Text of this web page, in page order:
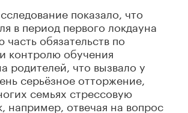
показало, что
в период первого локдауна
обязательств по
контролю обучения
родителей, что вызвало у
серьёзное отторжение,
семьях стрессовую
например, отвечая на вопрос